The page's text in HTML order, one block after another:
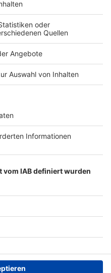
Kontakt
Studio-Hotline
Verkehrs-Hotline